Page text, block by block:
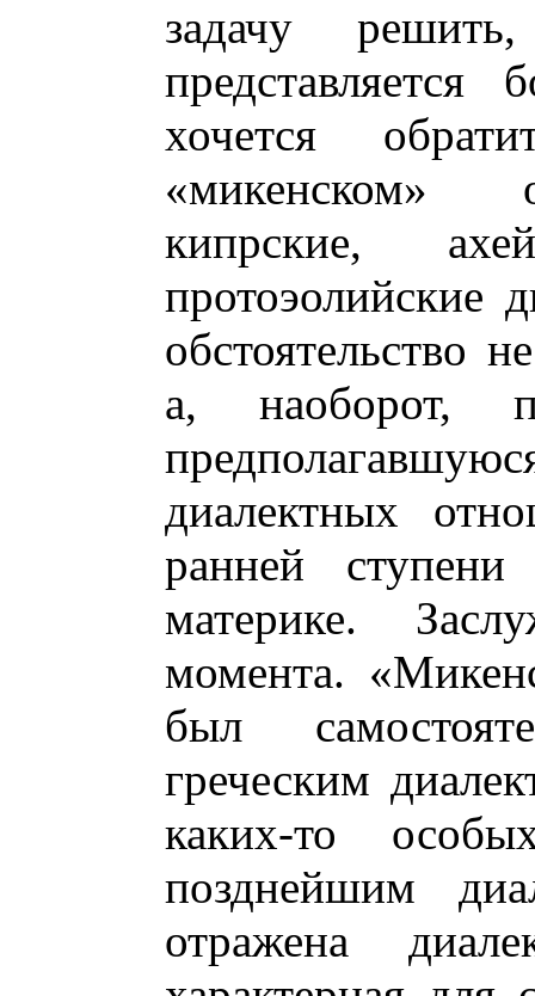
задачу
представляется
хочется
«микенском»
кипрские,
протоэолийские
обстоятельство
а, наоборот,
диалектных
ранней
материке.
момента.
был
греческим
каких-то
позднейшим
отражена